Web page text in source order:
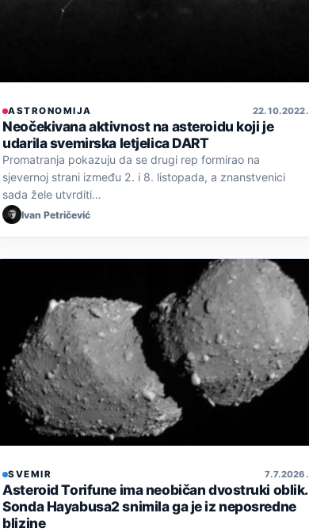
ASTRONOMIJA 22. 10. 2022.
Neočekivana aktivnost na asteroidu koji je
udarila svemirska letjelica DART
Promatranja pokazuju da se drugi rep formirao na
sjevernoj strani između 2. i 8. listopada, a znanstvenici
sada žele utvrditi…
Ivan Petričević
SVEMIR 7. 7. 2026.
Asteroid Torifune ima neobičan dvostruki oblik.
Sonda Hayabusa2 snimila ga je iz neposredne
blizine